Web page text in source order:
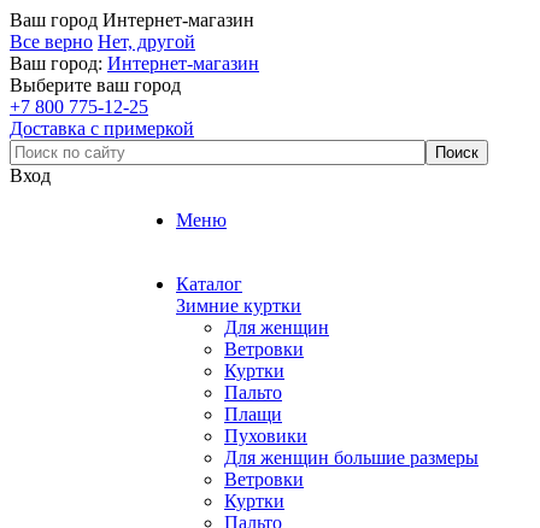
Ваш город Интернет-магазин
Все верно Нет, другой
Ваш город: Интернет-магазин
Выберите ваш город
+7 800 775-12-25
Доставка с примеркой
Вход
Меню
Каталог
Зимние куртки
Для женщин
Ветровки
Куртки
Пальто
Плащи
Пуховики
Для женщин большие размеры
Ветровки
Куртки
Пальто